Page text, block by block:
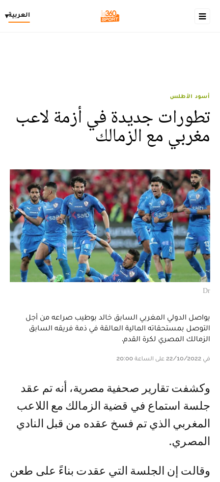
العربية▾
أسود الأطلس
تطورات جديدة في أزمة لاعب
مغربي مع الزمالك
Dr
يواصل الدولي المغربي السابق خالد بوطيب صراعه من أجل
التوصل بمستحقاته المالية العالقة في ذمة فريقه السابق
الزمالك المصري لكرة القدم.
في 22/10/2022 على الساعة 20:00
وكشفت تقارير صحفية مصرية، أنه تم عقد
جلسة استماع في قضية الزمالك مع اللاعب
المغربي الذي تم فسخ عقده من قبل النادي
المصري.
​وقالت إن الجلسة التي عقدت بناءً على طعن